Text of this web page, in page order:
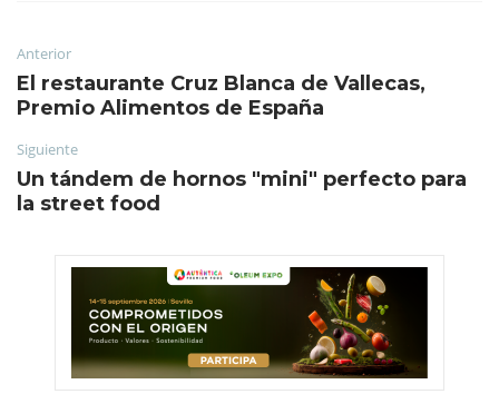
Anterior
El restaurante Cruz Blanca de Vallecas,
Premio Alimentos de España
Siguiente
Un tándem de hornos "mini" perfecto para
la street food